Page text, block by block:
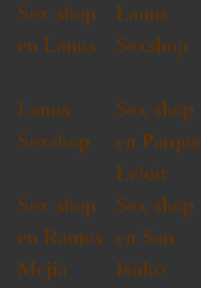
Sex shop
en Lanus
Lanus
Sexshop
Lanus
Sexshop
Sex shop
en Parque
Leloir
Sex shop
en Ramos
Mejia
Sex shop
en San
Isidro